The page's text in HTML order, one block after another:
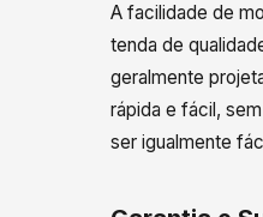
A facilidade de
tenda de
geralmente
rápida e fácil,
ser igualmente